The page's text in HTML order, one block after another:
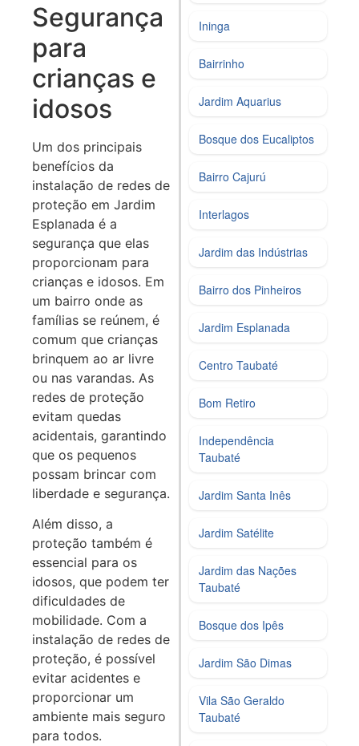
Segurança
para
crianças e
idosos
Um dos principais
benefícios da
instalação de redes de
proteção em Jardim
Esplanada é a
segurança que elas
proporcionam para
crianças e idosos. Em
um bairro onde as
famílias se reúnem, é
comum que crianças
brinquem ao ar livre
ou nas varandas. As
redes de proteção
evitam quedas
acidentais, garantindo
que os pequenos
possam brincar com
liberdade e segurança.
Além disso, a
proteção também é
essencial para os
idosos, que podem ter
dificuldades de
mobilidade. Com a
instalação de redes de
proteção, é possível
evitar acidentes e
proporcionar um
ambiente mais seguro
para todos.
Ininga
Bairrinho
Jardim Aquarius
Bosque dos Eucaliptos
Bairro Cajurú
Interlagos
Jardim das Indústrias
Bairro dos Pinheiros
Jardim Esplanada
Centro Taubaté
Bom Retiro
Independência
Taubaté
Jardim Santa Inês
Jardim Satélite
Jardim das Nações
Taubaté
Bosque dos Ipês
Jardim São Dimas
Vila São Geraldo
Taubaté